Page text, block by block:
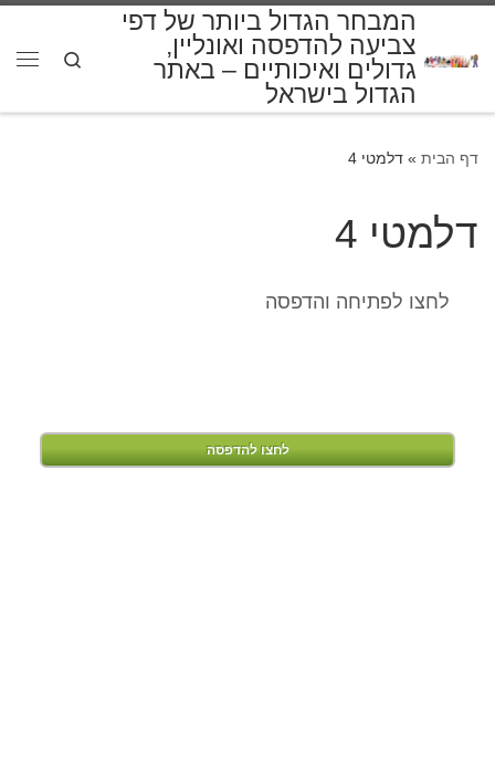
המבחר הגדול ביותר של דפי
צביעה להדפסה ואונליין,
גדולים ואיכותיים – באתר
הגדול בישראל
Search
דף הבית » דלמטי 4
דלמטי 4
לחצו לפתיחה והדפסה
לחצו להדפסה